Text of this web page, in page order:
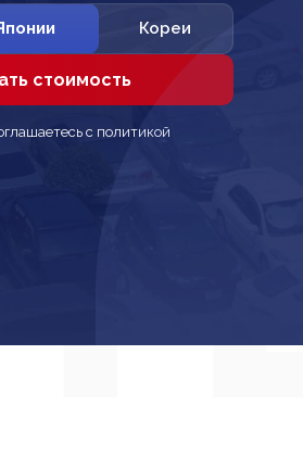
Кореи
стоимость
с политикой